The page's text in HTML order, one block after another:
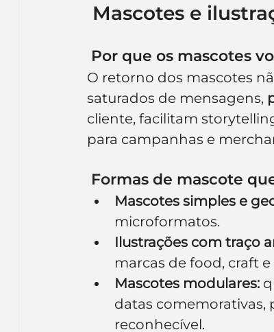
Mascotes e
Por que os mascotes
O retorno dos mascotes
saturados de mensagens,
cliente, facilitam
para campanhas e
Formas de mascote
Mascotes simples e
microformatos.
Ilustrações com traço
marcas de food, craft e
Mascotes modulares:
datas comemorativas,
reconhecível.